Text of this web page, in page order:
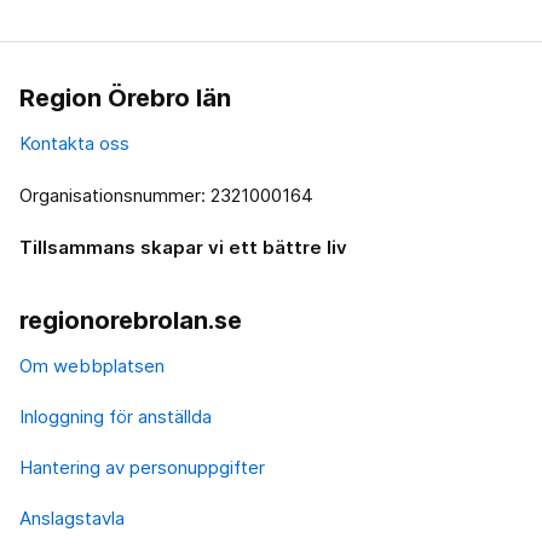
Region Örebro län
Kontakta oss
Organisationsnummer: 2321000164
Tillsammans skapar vi ett bättre liv
regionorebrolan.se
Om webbplatsen
Inloggning för anställda
Hantering av personuppgifter
Anslagstavla